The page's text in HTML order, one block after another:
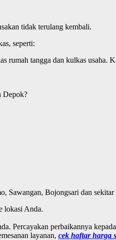
tidak terulang kembali.
seperti:
tangga dan kulkas usaha.
Depok?
Sawangan, Bojongsari dan sekitar
lokasi Anda.
Percayakan perbaikannya
layanan, cek haftar harga